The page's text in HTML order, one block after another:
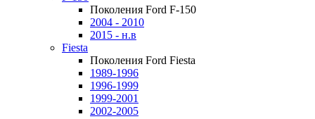
Поколения Ford F-150
2004 - 2010
2015 - н.в
Fiesta
Поколения Ford Fiesta
1989-1996
1996-1999
1999-2001
2002-2005